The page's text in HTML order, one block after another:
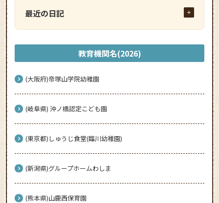
最近の日記
教育機関名(2026)
(大阪府)帝塚山学院幼稚園
(岐阜県) 沖ノ橋認定こども園
(東京都)しゅうじ食堂(臨川幼稚園)
(新潟県)グループホームわしま
(熊本県)山鹿西保育園